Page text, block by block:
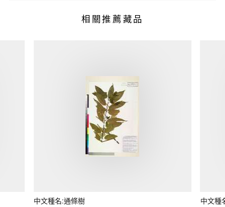
相關推薦藏品
中文種名:通條樹 中文種